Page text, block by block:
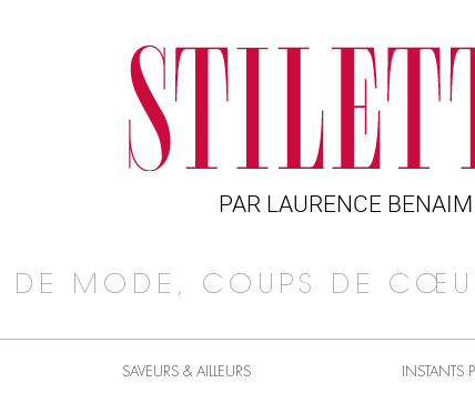
PAR LAURENCE BENAIM
DE MODE, COUPS DE
SAVEURS & AILLEURS INSTANTS